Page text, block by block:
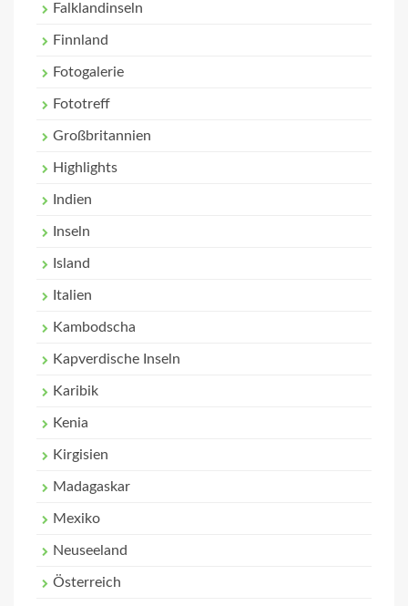
Falklandinseln
Finnland
Fotogalerie
Fototreff
Großbritannien
Highlights
Indien
Inseln
Island
Italien
Kambodscha
Kapverdische Inseln
Karibik
Kenia
Kirgisien
Madagaskar
Mexiko
Neuseeland
Österreich